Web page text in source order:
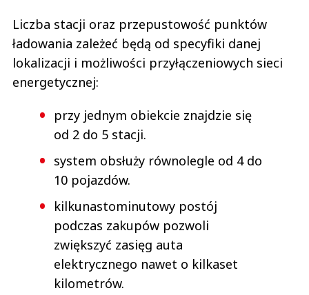
Liczba stacji oraz przepustowość punktów
ładowania zależeć będą od specyfiki danej
lokalizacji i możliwości przyłączeniowych sieci
energetycznej:
przy jednym obiekcie znajdzie się
od 2 do 5 stacji.
system obsłuży równolegle od 4 do
10 pojazdów.
kilkunastominutowy postój
podczas zakupów pozwoli
zwiększyć zasięg auta
elektrycznego nawet o kilkaset
kilometrów.